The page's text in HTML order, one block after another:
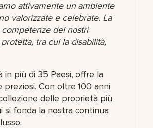
attivamente un ambiente
valorizzate e celebrate. La
dei nostri
tra cui la disabilità,
più di 35 Paesi, offre la
Con oltre 100 anni
delle proprietà più
si fonda la nostra continua